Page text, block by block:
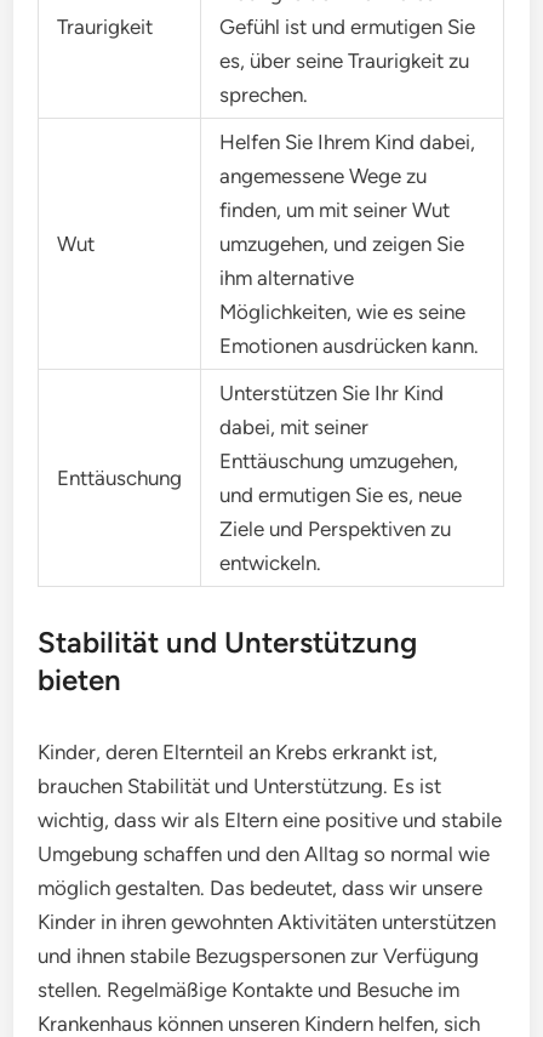
Traurigkeit
Gefühl ist und ermutigen Sie
es, über seine Traurigkeit zu
sprechen.
Wut
Helfen Sie Ihrem Kind dabei,
angemessene Wege zu
finden, um mit seiner Wut
umzugehen, und zeigen Sie
ihm alternative
Möglichkeiten, wie es seine
Emotionen ausdrücken kann.
Enttäuschung
Unterstützen Sie Ihr Kind
dabei, mit seiner
Enttäuschung umzugehen,
und ermutigen Sie es, neue
Ziele und Perspektiven zu
entwickeln.
Stabilität und Unterstützung
bieten
Kinder, deren Elternteil an Krebs erkrankt ist,
brauchen Stabilität und Unterstützung. Es ist
wichtig, dass wir als Eltern eine positive und stabile
Umgebung schaffen und den Alltag so normal wie
möglich gestalten. Das bedeutet, dass wir unsere
Kinder in ihren gewohnten Aktivitäten unterstützen
und ihnen stabile Bezugspersonen zur Verfügung
stellen. Regelmäßige Kontakte und Besuche im
Krankenhaus können unseren Kindern helfen, sich